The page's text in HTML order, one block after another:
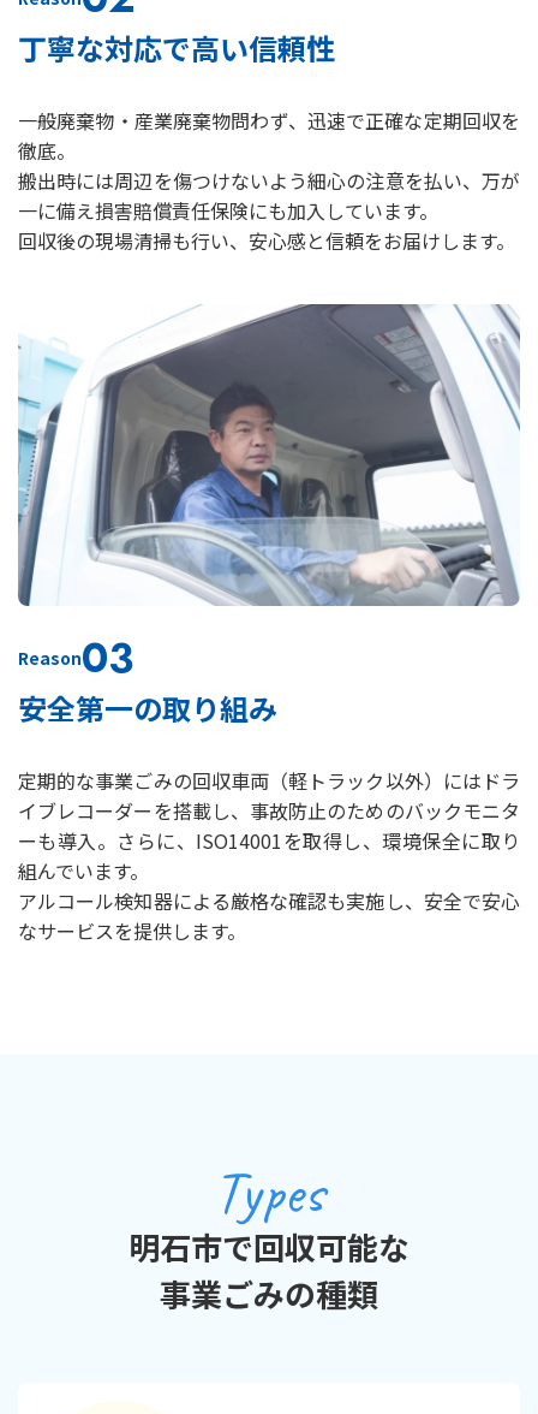
丁寧な対応で高い信頼性
一般廃棄物・産業廃棄物問わず、迅速で正確な定期回収を
徹底。
搬出時には周辺を傷つけないよう細心の注意を払い、万が
一に備え損害賠償責任保険にも加入しています。
回収後の現場清掃も行い、安心感と信頼をお届けします。
Reason03
安全第一の取り組み
定期的な事業ごみの回収車両（軽トラック以外）にはドラ
イブレコーダーを搭載し、事故防止のためのバックモニタ
ーも導入。さらに、ISO14001を取得し、環境保全に取り
組んでいます。
アルコール検知器による厳格な確認も実施し、安全で安心
なサービスを提供します。
Types
明石市で回収可能な
事業ごみの種類